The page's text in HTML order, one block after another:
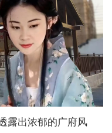
露出浓郁的广府风